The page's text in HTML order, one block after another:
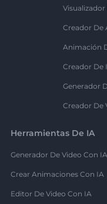
Creador De
Animación
Creador De
Generador
Creador De
Herramientas De IA
Generador De Video Con IA
Crear Animaciones Con IA
Editor De Video Con IA